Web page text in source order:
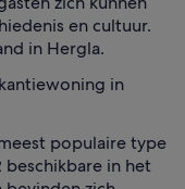
en cultuur.
in Hergla.
in
populaire type
in het